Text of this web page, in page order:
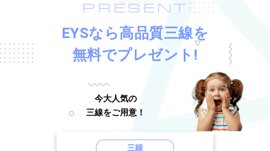
PRESENT
EYSなら高品質三線を
無料でプレゼント!
今大人気の
三線をご用意！